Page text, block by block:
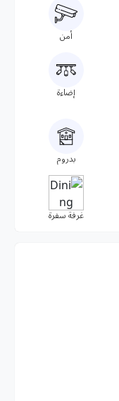
أمن
إضاءة
بدروم
غرفة سفرة